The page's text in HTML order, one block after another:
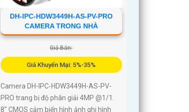
DH-IPC-HDW3449H-AS-PV-PRO
CAMERA TRONG NHÀ
Giá Bán:
Giá Khuyến Mại: 5%-35%
Camera DH-IPC-HDW3449H-AS-PV-
PRO trang bị độ phân giải 4MP @1/1.
8" CMOS cảm biến hình ảnh ghi hình